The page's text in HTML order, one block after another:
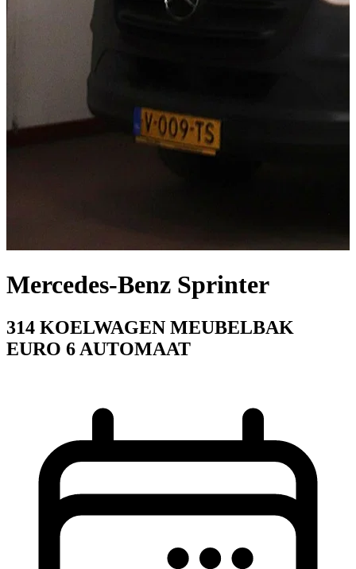
Mercedes-Benz Sprinter
314 KOELWAGEN MEUBELBAK
EURO 6 AUTOMAAT